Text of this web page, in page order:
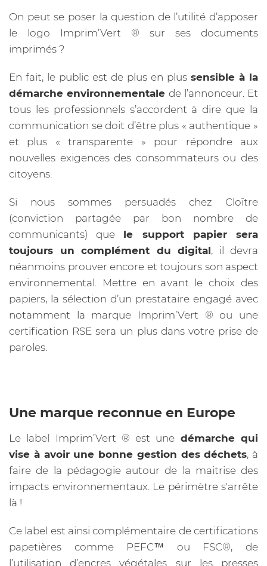
On peut se poser la question de l’utilité d’apposer
le logo Imprim’Vert ®️ sur ses documents
imprimés ?
En fait, le public est de plus en plus sensible à la
démarche environnementale de l’annonceur. Et
tous les professionnels s’accordent à dire que la
communication se doit d’être plus « authentique »
et plus « transparente » pour répondre aux
nouvelles exigences des consommateurs ou des
citoyens.
Si nous sommes persuadés chez Cloître
(conviction partagée par bon nombre de
communicants) que le support papier sera
toujours un complément du digital, il devra
néanmoins prouver encore et toujours son aspect
environnemental. Mettre en avant le choix des
papiers, la sélection d’un prestataire engagé avec
notamment la marque Imprim’Vert ®️ ou une
certification RSE sera un plus dans votre prise de
paroles.
Une marque reconnue en Europe
Le label Imprim’Vert ®️ est une démarche qui
vise à avoir une bonne gestion des déchets, à
faire de la pédagogie autour de la maitrise des
impacts environnementaux. Le périmètre s'arrête
là !
Ce label est ainsi complémentaire de certifications
papetières comme PEFC™ ou FSC®, de
l’utilisation d’encres végétales sur les presses